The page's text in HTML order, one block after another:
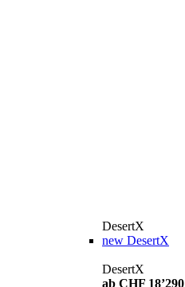
DesertX
new DesertX
DesertX
ab CHF 18’290